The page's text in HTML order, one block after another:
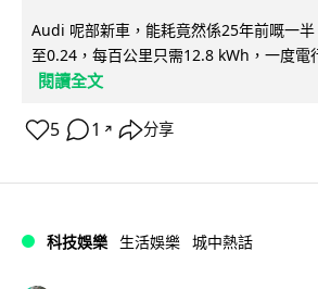
Audi 呢部新車，能耗竟然係25年前嘅一
至0.24，每百公里只需12.8 kWh，一度電
閱讀全文
5 1 ↗ 分享
科技娛樂 生活娛樂 城中熱話